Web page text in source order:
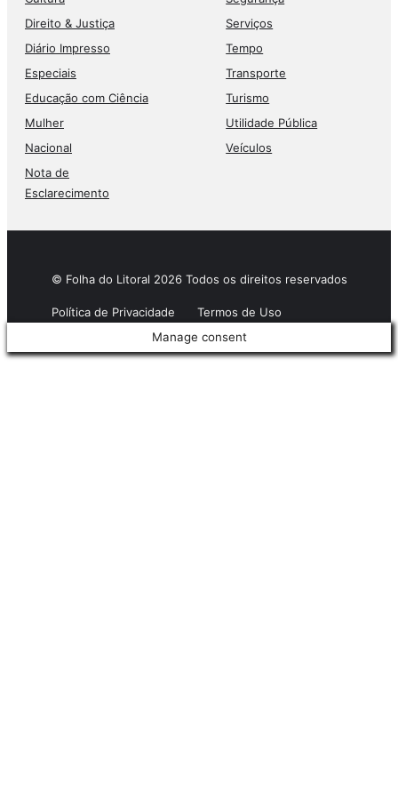
Direito & Justiça
Diário Impresso
Especiais
Educação com Ciência
Mulher
Nacional
Nota de
Esclarecimento
Serviços
Tempo
Transporte
Turismo
Utilidade Pública
Veículos
© Folha do Litoral 2026 Todos os direitos reservados
Política de Privacidade
Termos de Uso
Manage consent